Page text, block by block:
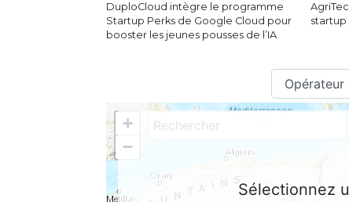
DuploCloud intègre le programme
Startup Perks de Google Cloud pour
booster les jeunes pousses de l’IA
startup